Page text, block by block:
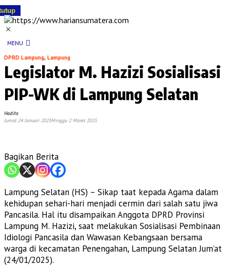
MENU
DPRD Lampung, Lampung
Legislator M. Hazizi Sosialisasi
PIP-WK di Lampung Selatan
Hadihs
Jumat 24 Januari 2025Minggu 2 Maret 2025
Bagikan Berita
Lampung Selatan (HS) – Sikap taat kepada Agama dalam
kehidupan sehari-hari menjadi cermin dari salah satu jiwa
Pancasila. Hal itu disampaikan Anggota DPRD Provinsi
Lampung M. Hazizi, saat melakukan Sosialisasi Pembinaan
Idiologi Pancasila dan Wawasan Kebangsaan bersama
warga di kecamatan Penengahan, Lampung Selatan Jum’at
(24/01/2025).